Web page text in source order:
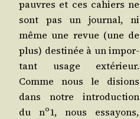
pauvres et ces cahiers ne
sont pas un jour­nal, ni
même une revue (une de
plus) des­ti­née à un impor­
tant usage exté­rieur.
Comme nous le disions
dans notre intro­duc­tion
du no1, nous essayons,